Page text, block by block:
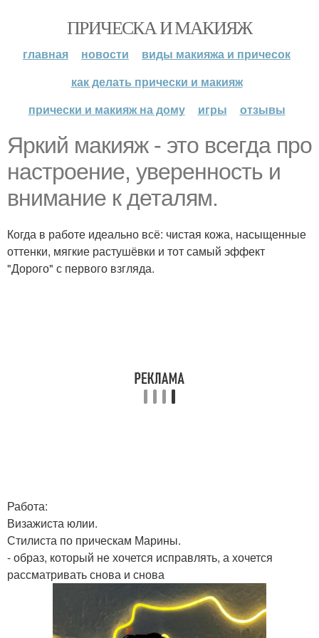
ПРИЧЕСКА И МАКИЯЖ
главная новости
виды макияжа и причесок
как делать прически и макияж
прически и макияж на дому
игры отзывы
Яркий макияж - это всегда про
настроение, уверенность и
внимание к деталям.
Когда в работе идеально всё: чистая кожа, насыщенные
оттенки, мягкие растушёвки и тот самый эффект
"Дорого" с первого взгляда.
Работа:
Визажиста юлии.
Стилиста по прическам Марины.
- образ, который не хочется исправлять, а хочется
рассматривать снова и снова